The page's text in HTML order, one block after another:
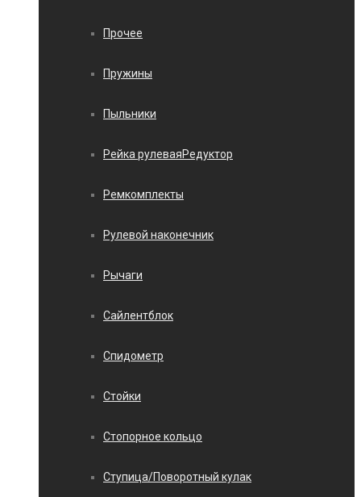
Прочее
Пружины
Пыльники
Рейка рулеваяРедуктор
Ремкомплекты
Рулевой наконечник
Рычаги
Сайлентблок
Спидометр
Стойки
Стопорное кольцо
Ступица/Поворотный кулак